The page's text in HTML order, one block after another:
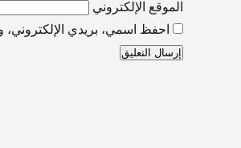
الموقع الإلكتروني
احفظ اسمي، بريدي الإلكتروني،